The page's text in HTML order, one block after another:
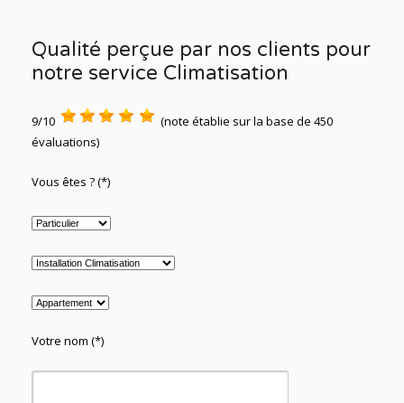
Qualité perçue par nos clients pour
notre service Climatisation
9/10
(note établie sur la base de 450
évaluations)
Vous êtes ? (*)
Votre nom (*)